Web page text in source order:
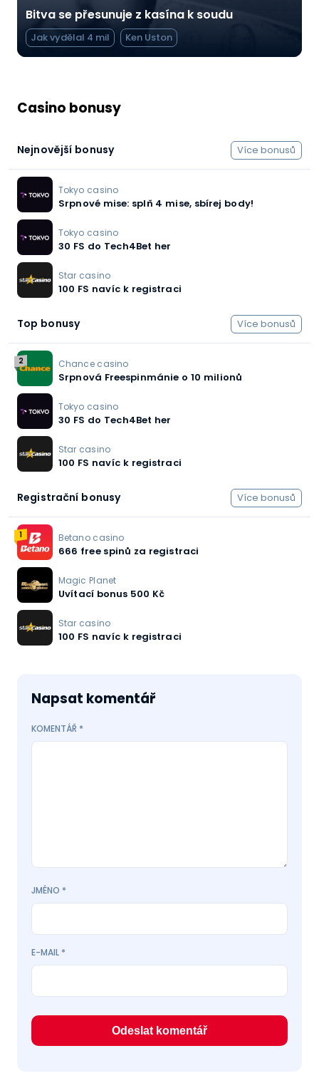
Bitva se přesunuje z kasína k soudu
Jak vydělal 4 mil Ken Uston
Casino bonusy
Nejnovější bonusy Více bonusů
Tokyo casino
Srpnové mise: splň 4 mise, sbírej body!
Tokyo casino
30 FS do Tech4Bet her
Star casino
100 FS navíc k registraci
Top bonusy Více bonusů
2 Chance casino
Srpnová Freespinmánie o 10 milionů
Tokyo casino
30 FS do Tech4Bet her
Star casino
100 FS navíc k registraci
Registrační bonusy Více bonusů
1 Betano casino
666 free spinů za registraci
Magic Planet
Uvítací bonus 500 Kč
Star casino
100 FS navíc k registraci
Napsat komentář
KOMENTÁŘ *
JMÉNO *
E-MAIL *